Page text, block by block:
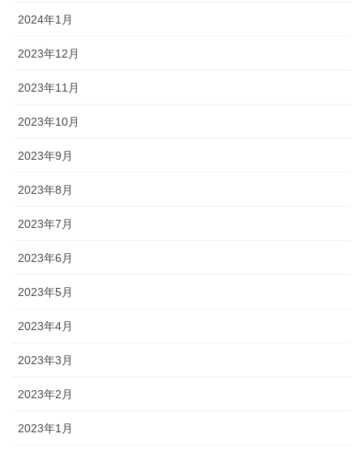
2024年1月
2023年12月
2023年11月
2023年10月
2023年9月
2023年8月
2023年7月
2023年6月
2023年5月
2023年4月
2023年3月
2023年2月
2023年1月